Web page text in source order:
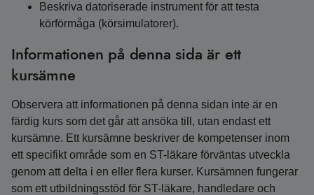
Beskriva datoriserade instrument för att testa
körförmåga (körsimulatorer).
Informationen på denna sida är ett
kursämne
Observera att informationen på denna sidan inte är en
färdig kurs som det går att ansöka till, utan endast ett
kursämne. Ett kursämne beskriver de kompetenser inom
ett specifikt område som en ST-läkare förväntas utveckla
genom att delta i en eller flera kurser. Kursämnen fungerar
som ett utbildningsstöd för ST-läkare, handledare och